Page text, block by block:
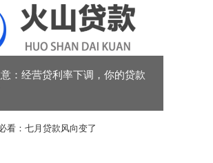
：经营贷利率下调，你的贷款
看：七月贷款风向变了